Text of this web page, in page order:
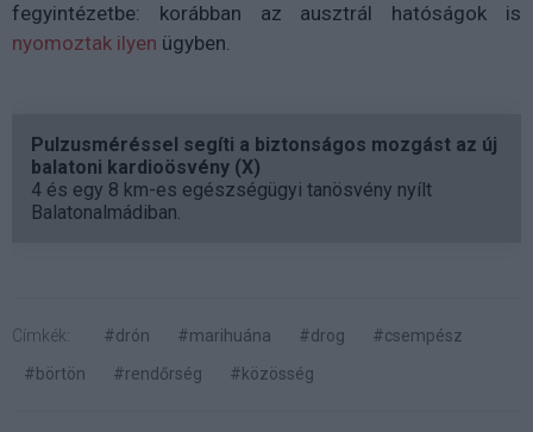
fegyintézetbe: korábban az ausztrál hatóságok is
nyomoztak ilyen ügyben.
Pulzusméréssel segíti a biztonságos mozgást az új
balatoni kardioösvény (X)
4 és egy 8 km-es egészségügyi tanösvény nyílt
Balatonalmádiban.
Címkék: #drón #marihuána #drog
#csempész
#börtön
#rendőrség #közösség